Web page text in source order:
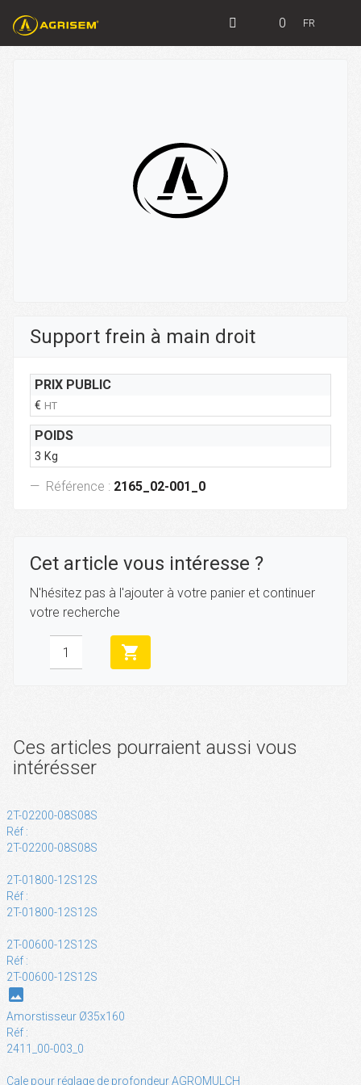
0 FR
Support frein à main droit
PRIX PUBLIC
€ HT
POIDS
3 Kg
Référence : 2165_02-001_0
Cet article vous intéresse ?
N'hésitez pas à l'ajouter à votre panier et continuer
votre recherche
shopping_cart
Ces articles pourraient aussi vous
intérésser
2T-02200-08S08S
Réf :
2T-02200-08S08S
2T-01800-12S12S
Réf :
2T-01800-12S12S
2T-00600-12S12S
Réf :
2T-00600-12S12S
photo
Amorstisseur Ø35x160
Réf :
2411_00-003_0
Cale pour réglage de profondeur AGROMULCH